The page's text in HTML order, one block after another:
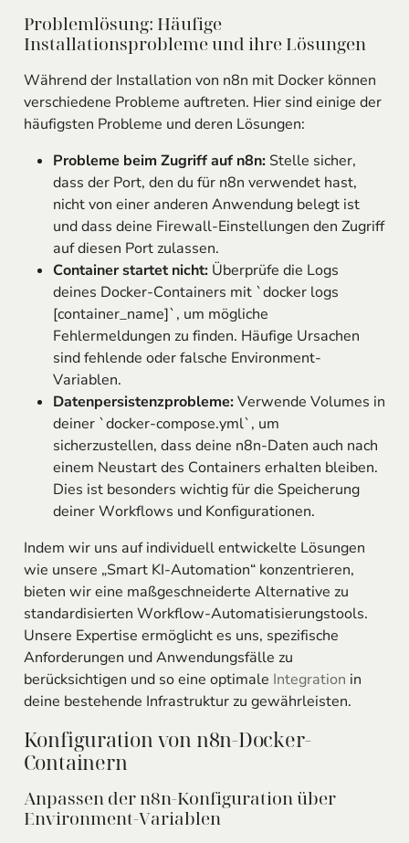
Problemlösung: Häufige
Installationsprobleme und ihre Lösungen
Während der Installation von n8n mit Docker können
verschiedene Probleme auftreten. Hier sind einige der
häufigsten Probleme und deren Lösungen:
Probleme beim Zugriff auf n8n:Stelle sicher,
dass der Port, den du für n8n verwendet hast,
nicht von einer anderen Anwendung belegt ist
und dass deine Firewall-Einstellungen den Zugriff
auf diesen Port zulassen.
Container startet nicht:Überprüfe die Logs
deines Docker-Containers mit `docker logs
[container_name]`, um mögliche
Fehlermeldungen zu finden. Häufige Ursachen
sind fehlende oder falsche Environment-
Variablen.
Datenpersistenzprobleme:Verwende Volumes in
deiner `docker-compose.yml`, um
sicherzustellen, dass deine n8n-Daten auch nach
einem Neustart des Containers erhalten bleiben.
Dies ist besonders wichtig für die Speicherung
deiner Workflows und Konfigurationen.
Indem wir uns auf individuell entwickelte Lösungen
wie unsere „Smart KI-Automation“ konzentrieren,
bieten wir eine maßgeschneiderte Alternative zu
standardisierten Workflow-Automatisierungstools.
Unsere Expertise ermöglicht es uns, spezifische
Anforderungen und Anwendungsfälle zu
berücksichtigen und so eine optimale Integration in
deine bestehende Infrastruktur zu gewährleisten.
Konfiguration von n8n-Docker-
Containern
Anpassen der n8n-Konfiguration über
Environment-Variablen